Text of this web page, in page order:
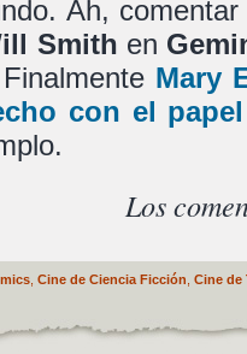
Ah,
Smith en
Mary
con el
Los
, Cine de Ciencia Ficción Cine de